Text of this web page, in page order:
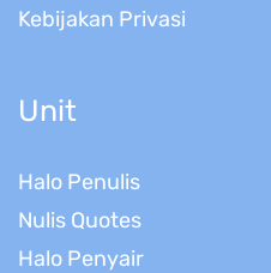
Kebijakan Privasi
Unit
Halo Penulis
Nulis Quotes
Halo Penyair